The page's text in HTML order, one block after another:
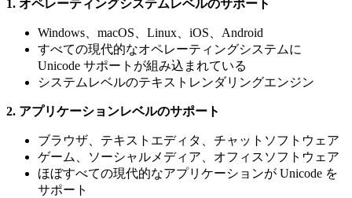
1. オペレーティングシステムレベルのサポート
Windows、macOS、Linux、iOS、Android
すべての現代的なオペレーティングシステムに
Unicode サポートが組み込まれている
システムレベルのテキストレンダリングエンジン
2. アプリケーションレベルのサポート
ブラウザ、テキストエディタ、チャットソフトウェア
ゲーム、ソーシャルメディア、オフィスソフトウェア
ほぼすべての現代的なアプリケーションが Unicode を
サポート